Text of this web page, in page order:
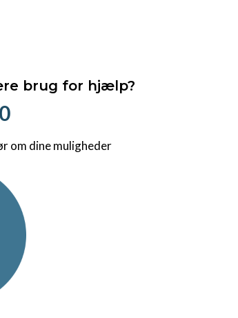
brug for hjælp?
om dine muligheder